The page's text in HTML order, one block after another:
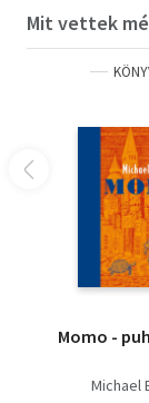
Mit vettek
Momo -
Michael